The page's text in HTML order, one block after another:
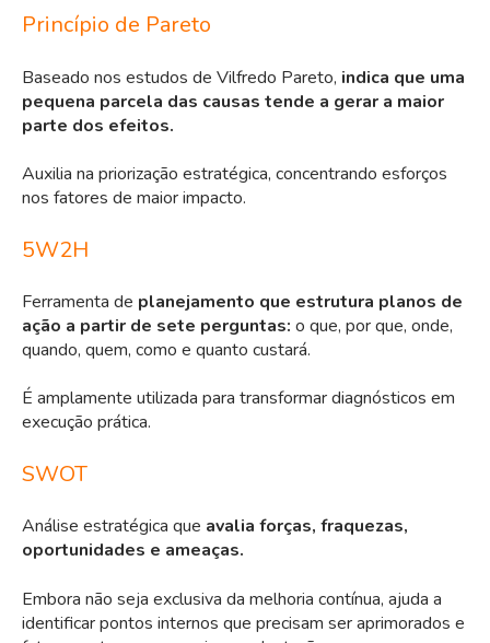
Princípio de Pareto
Baseado nos estudos de Vilfredo Pareto, indica que uma
pequena parcela das causas tende a gerar a maior
parte dos efeitos.
Auxilia na priorização estratégica, concentrando esforços
nos fatores de maior impacto.
5W2H
Ferramenta de planejamento que estrutura planos de
ação a partir de sete perguntas: o que, por que, onde,
quando, quem, como e quanto custará.
É amplamente utilizada para transformar diagnósticos em
execução prática.
SWOT
Análise estratégica que avalia forças, fraquezas,
oportunidades e ameaças.
Embora não seja exclusiva da melhoria contínua, ajuda a
identificar pontos internos que precisam ser aprimorados e